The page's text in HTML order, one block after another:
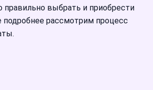
правильно выбрать и приобрести
подробнее рассмотрим процесс